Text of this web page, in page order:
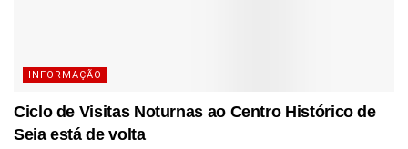
INFORMAÇÃO
Ciclo de Visitas Noturnas ao Centro Histórico de
Seia está de volta